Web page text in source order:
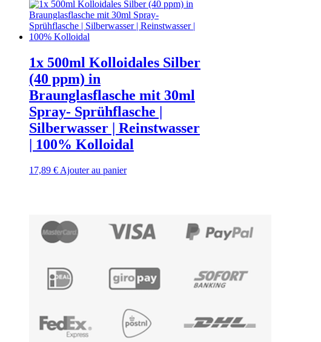
1x 500ml Kolloidales Silber
(40 ppm) in
Braunglasflasche mit 30ml
Spray- Sprühflasche |
Silberwasser | Reinstwasser
| 100% Kolloidal
17,89 € Ajouter au panier